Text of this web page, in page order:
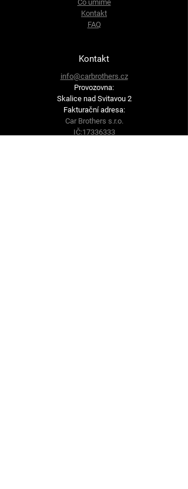
Co umíme
Kontakt
FAQ
Kontakt
info@carbrothers.cz
Provozovna:
Skalice nad Svitavou 2
Fakturační adresa:
Car Brothers s.r.o.
IČ:17336333